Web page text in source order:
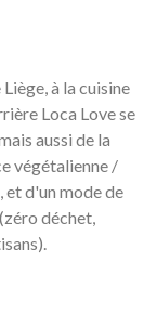
à la cuisine
Loca Love se
aussi de la
végétalienne /
et d'un mode de
déchet,